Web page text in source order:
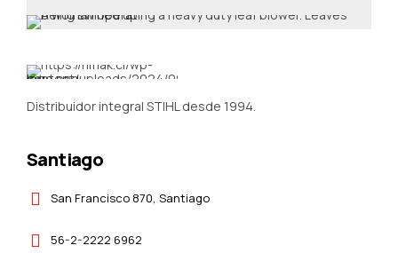
Distribuidor integral STIHL desde 1994.
Santiago
San Francisco 870, Santiago
56-2-2222 6962